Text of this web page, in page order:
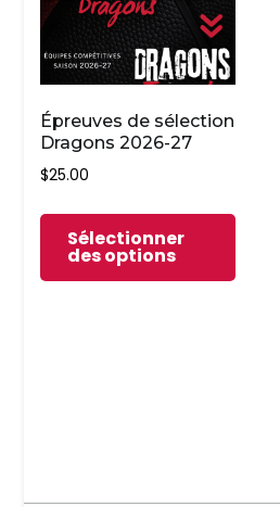
Épreuves de sélection
Dragons 2026-27
$25.00
Sélectionner
des options